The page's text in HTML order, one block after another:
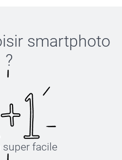
smartphoto
?
super facile